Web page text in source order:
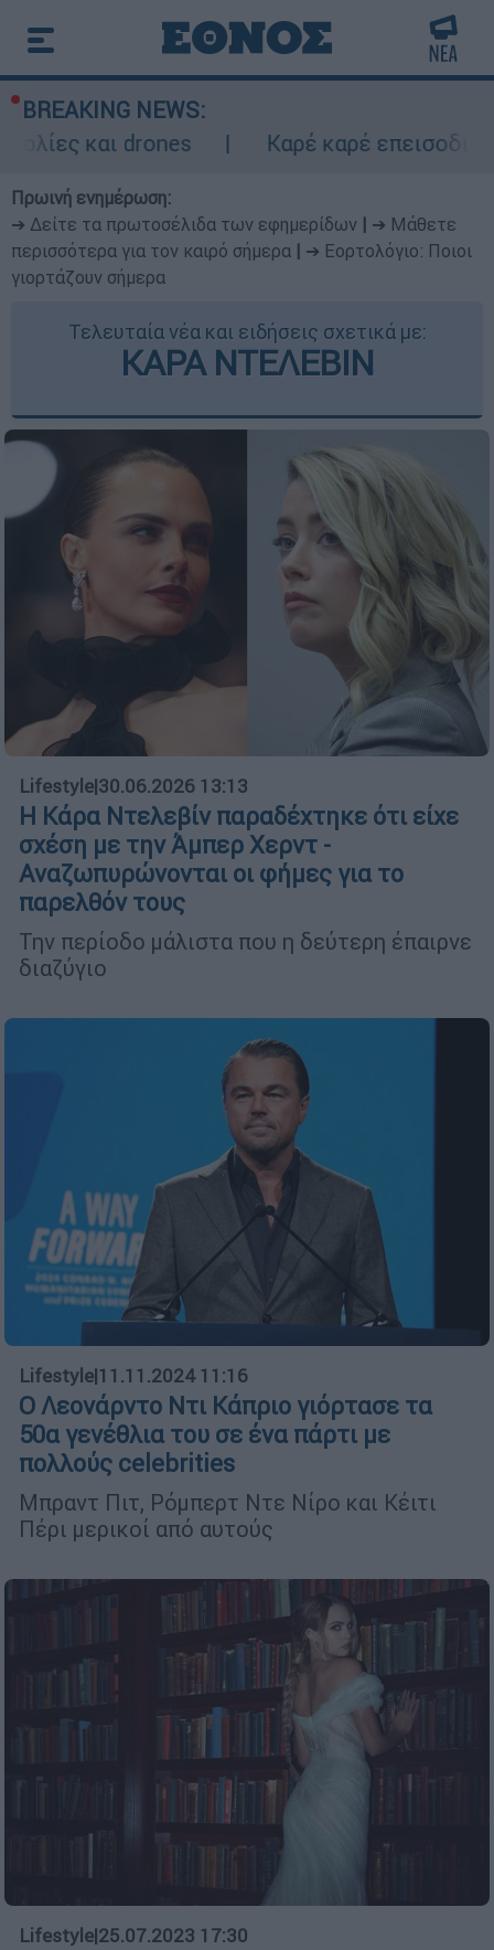
BREAKING NEWS:
drones
Καρέ καρέ επεισοδιακή
Πρωινή ενημέρωση:
➔ Δείτε τα πρωτοσέλιδα των εφημερίδων
➔ Μάθετε
περισσότερα για τον καιρό σήμερα
➔ Εορτολόγιο: Ποιοι
γιορτάζουν σήμερα
Τελευταία νέα και ειδήσεις σχετικά με:
ΚΑΡΑ ΝΤΕΛΕΒΙΝ
Lifestyle|30.06.2026 13:13
Η Κάρα Ντελεβίν παραδέχτηκε ότι είχε
σχέση με την Άμπερ Χερντ -
Αναζωπυρώνονται οι φήμες για το
παρελθόν τους
Την περίοδο μάλιστα που η δεύτερη έπαιρνε
διαζύγιο
Lifestyle|11.11.2024 11:16
Ο Λεονάρντο Ντι Κάπριο γιόρτασε τα
50α γενέθλια του σε ένα πάρτι με
πολλούς celebrities
Μπραντ Πιτ, Ρόμπερτ Ντε Νίρο και Κέιτι
Πέρι μερικοί από αυτούς
Lifestyle|25.07.2023 17:30